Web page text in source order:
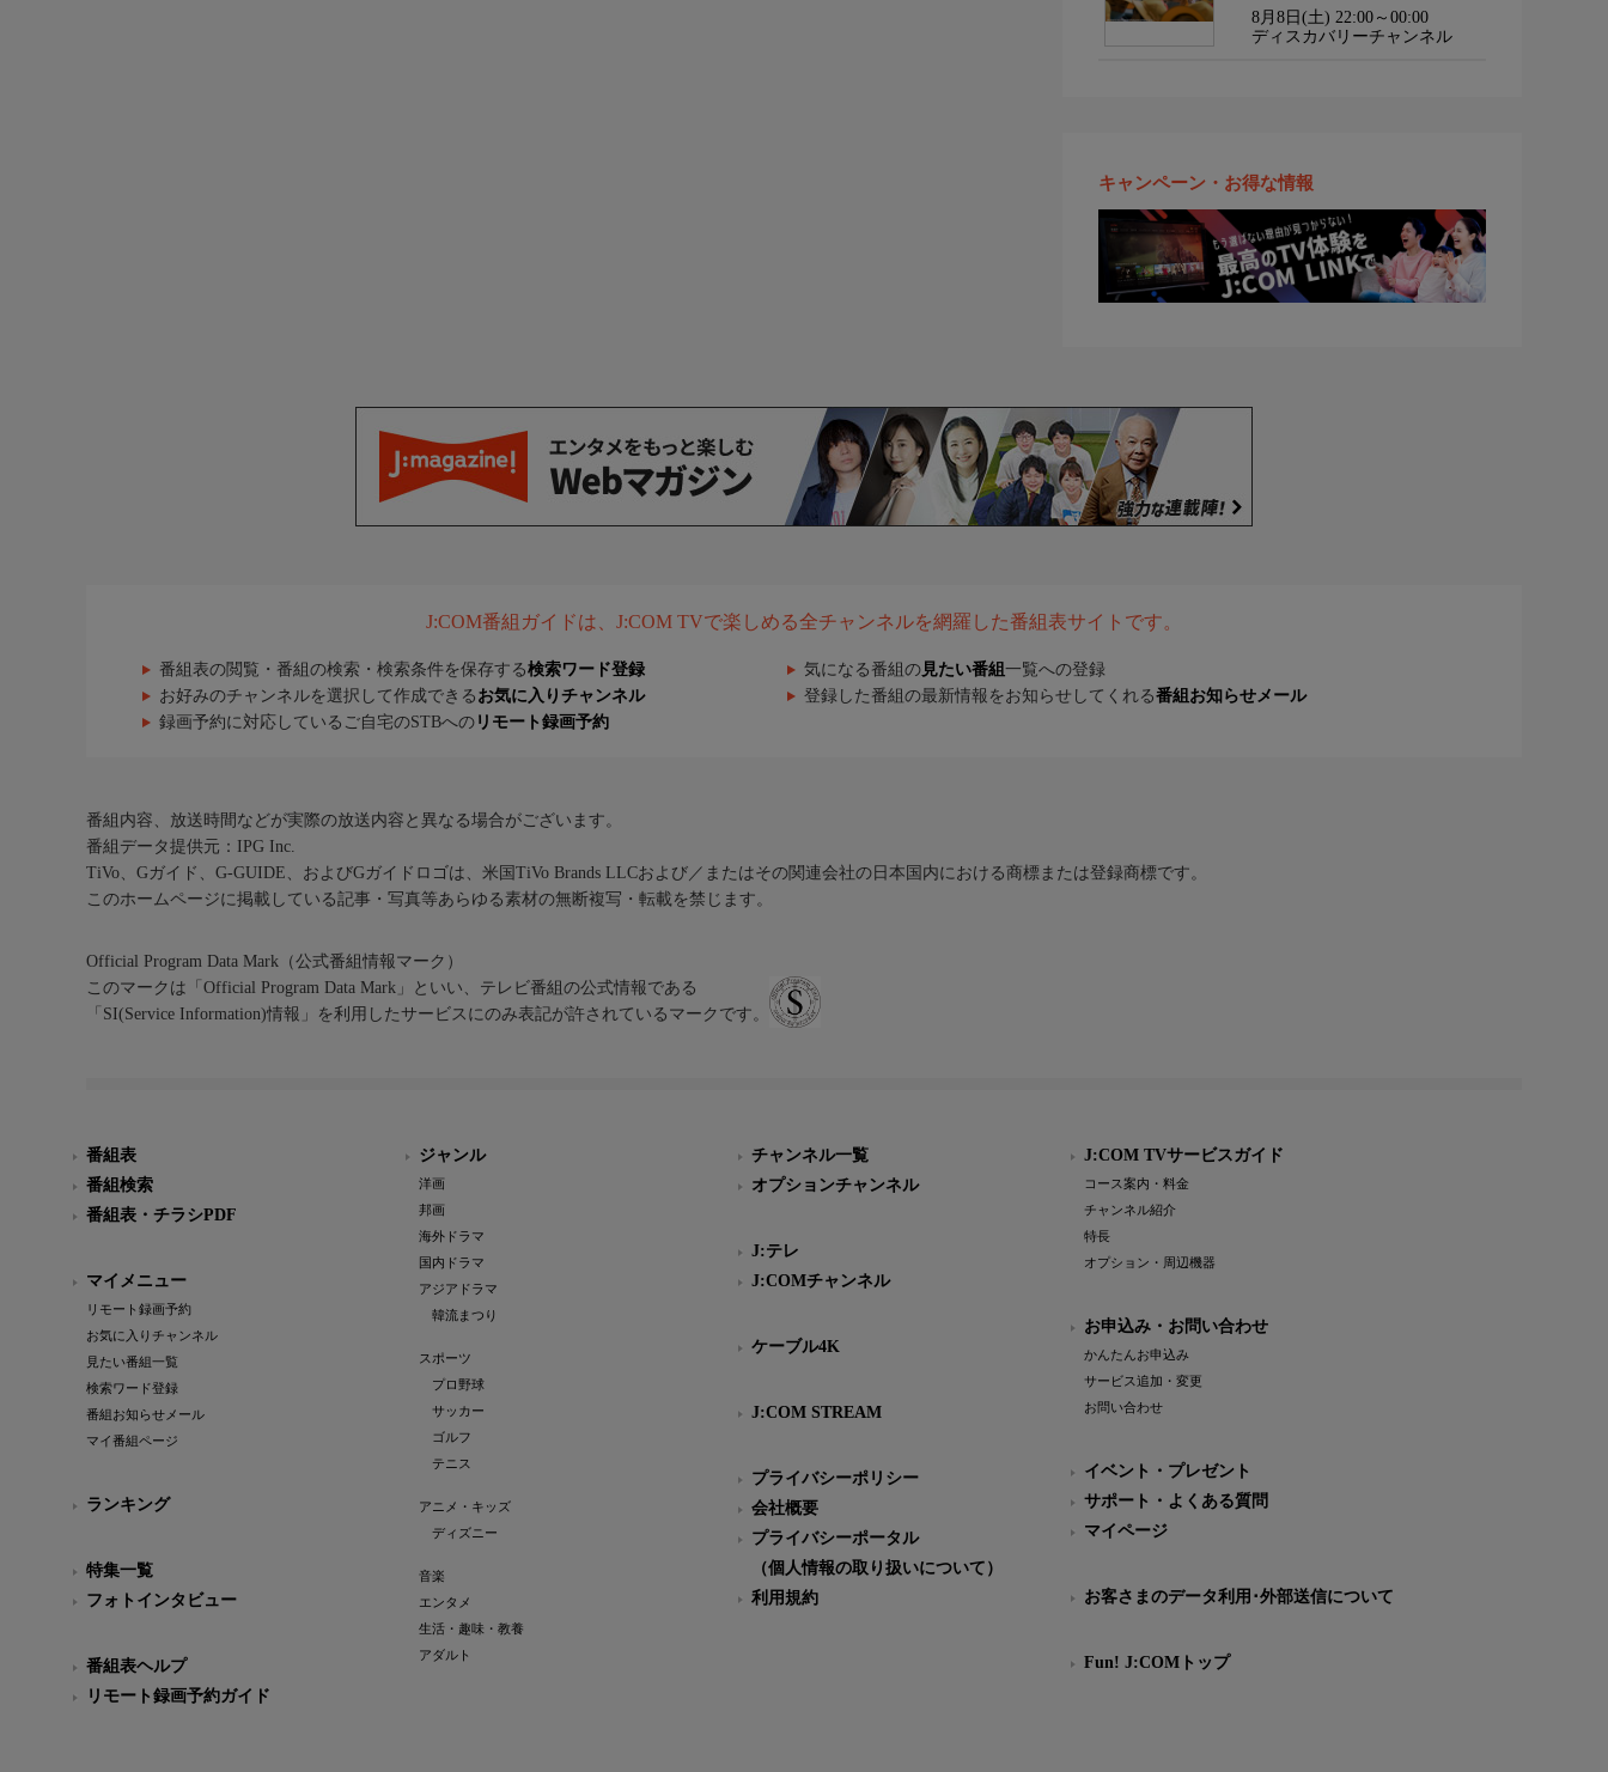
8月8日(土) 22:00～00:00
ディスカバリーチャンネル
キャンペーン・お得な情報
J:COM番組ガイドは、J:COM TVで楽しめる全チャンネルを網羅した番組表サイトです。
番組表の閲覧・番組の検索・検索条件を保存する検索ワード登録 気になる番組の 見たい番組 一覧への登録
お好みのチャンネルを選択して作成できる お気に入りチャンネル 登録した番組の最新情報をお知らせしてくれる番組お知らせメール
録画予約に対応しているご自宅のSTBへの リモート録画予約
番組内容、放送時間などが実際の放送内容と異なる場合がございます。
番組データ提供元：IPG Inc.
TiVo、Gガイド、G-GUIDE、およびGガイドロゴは、米国TiVo Brands LLCおよび／またはその関連会社の日本国内における商標または登録商標です。
このホームページに掲載している記事・写真等あらゆる素材の無断複写・転載を禁じます。
Official Program Data Mark（公式番組情報マーク）
このマークは「Official Program Data Mark」といい、テレビ番組の公式情報である
「SI(Service Information)情報」を利用したサービスにのみ表記が許されているマークです。
番組表
番組検索
番組表・チラシPDF
マイメニュー
リモート録画予約
お気に入りチャンネル
見たい番組一覧
検索ワード登録
番組お知らせメール
マイ番組ページ
ランキング
特集一覧
フォトインタビュー
番組表ヘルプ
リモート録画予約ガイド
ジャンル
洋画
邦画
海外ドラマ
国内ドラマ
アジアドラマ
韓流まつり
スポーツ
プロ野球
サッカー
ゴルフ
テニス
アニメ・キッズ
ディズニー
音楽
エンタメ
生活・趣味・教養
アダルト
チャンネル一覧
オプションチャンネル
J:テレ
J:COMチャンネル
ケーブル4K
J:COM STREAM
プライバシーポリシー
会社概要
プライバシーポータル
（個人情報の取り扱いについて）
利用規約
J:COM TVサービスガイド
コース案内・料金
チャンネル紹介
特長
オプション・周辺機器
お申込み・お問い合わせ
かんたんお申込み
サービス追加・変更
お問い合わせ
イベント・プレゼント
サポート・よくある質問
マイページ
お客さまのデータ利用･外部送信について
Fun! J:COMトップ